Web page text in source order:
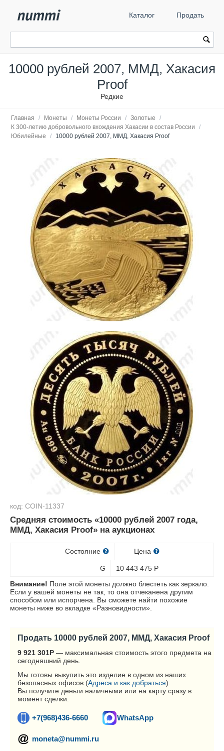
Каталог Продать
10000 рублей 2007, ММД, Хакасия
Proof
Редкие
Главная / Монеты / Монеты России / Золотые
/
К 300-летию добровольного вхождения Хакасии в состав России
/
Юбилейные
/ 10000 рублей 2007, ММД, Хакасия Proof
код: COIN-11337
Средняя стоимость «10000 рублей 2007 года,
ММД, Хакасия Proof» на аукционах
Состояние Цена
G 10 443 475 Р
Внимание! Поле этой монеты должно блестеть как зеркало.
Если у вашей монеты не так, то она отчеканена другим
способом или испорчена. Вы сможете найти похожие
монеты ниже во вкладке «Разновидности».
Продать 10000 рублей 2007, ММД, Хакасия Proof
9 921 301Р — максимальная стоимость этого предмета на
сегодняшний день.
Мы готовы выкупить это изделие в одном из наших
безопасных офисов (Адреса и как добраться).
Вы получите деньги наличными или на карту сразу в
момент сделки.
+7(968)436-6660 WhatsApp
moneta@nummi.ru